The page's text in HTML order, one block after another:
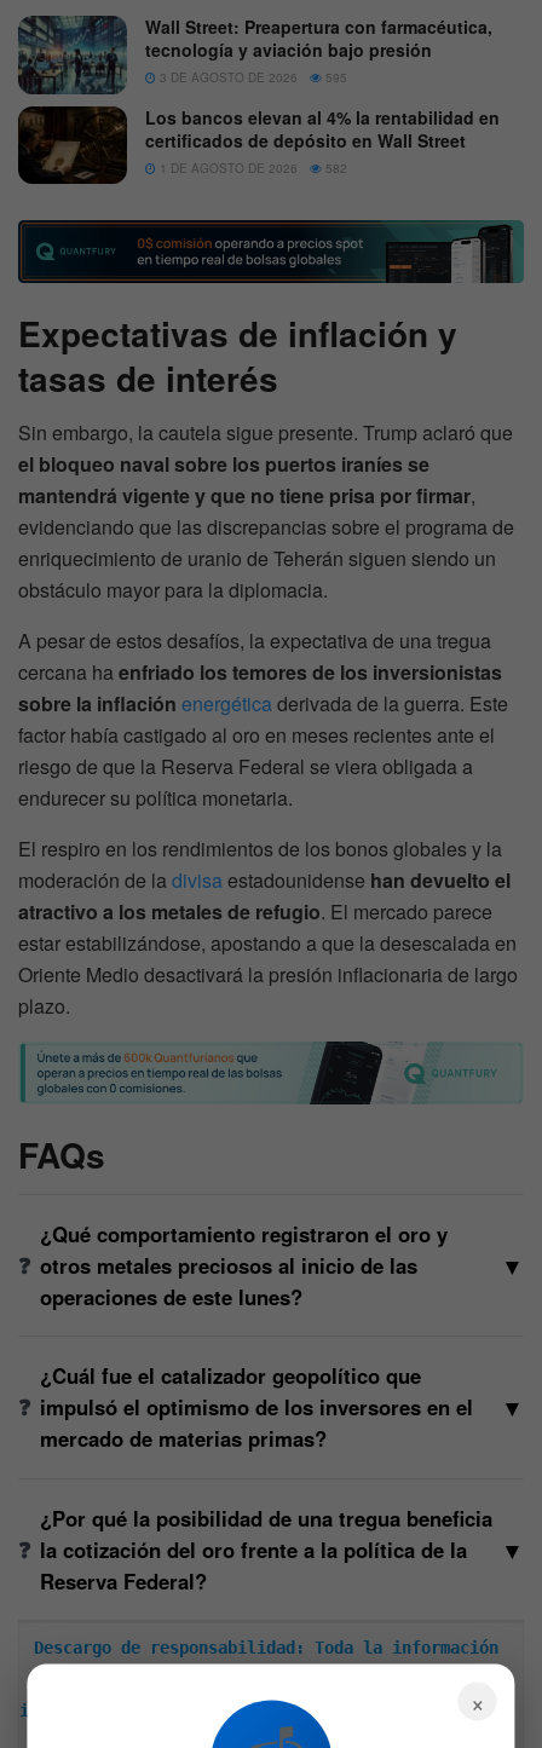
Wall Street: Preapertura con farmacéutica,
tecnología y aviación bajo presión
3 DE AGOSTO DE 2026 595
Los bancos elevan al 4% la rentabilidad en
certificados de depósito en Wall Street
1 DE AGOSTO DE 2026 582
Expectativas de inflación y
tasas de interés
Sin embargo, la cautela sigue presente. Trump aclaró que
el bloqueo naval sobre los puertos iraníes se
mantendrá vigente y que no tiene prisa por firmar,
evidenciando que las discrepancias sobre el programa de
enriquecimiento de uranio de Teherán siguen siendo un
obstáculo mayor para la diplomacia.
A pesar de estos desafíos, la expectativa de una tregua
cercana haenfriado los temores de los inversionistas
sobre la inflación energéticaderivada de la guerra. Este
factor había castigado al oro en meses recientes ante el
riesgo de que la Reserva Federal se viera obligada a
endurecer su política monetaria.
El respiro en los rendimientos de los bonos globales y la
moderación de ladivisaestadounidense han devuelto el
atractivo a los metales de refugio. El mercado parece
estar estabilizándose, apostando a que la desescalada en
Oriente Medio desactivará la presión inflacionaria de largo
plazo.
FAQs
¿Qué comportamiento registraron el oro y
otros metales preciosos al inicio de las
operaciones de este lunes?
▼
¿Cuál fue el catalizador geopolítico que
impulsó el optimismo de los inversores en el
mercado de materias primas?
▼
¿Por qué la posibilidad de una tregua beneficia
la cotización del oro frente a la política de la
Reserva Federal?
▼
Descargo de responsabilidad: Toda la información
intención, esta no representa ninguna recomendación
de inversión y es solo para fines informativos.
×